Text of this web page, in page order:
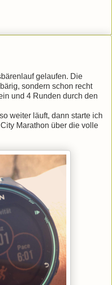
gelaufen. Die
sondern schon recht
und 4 Runden durch den
weiter läuft, dann starte ich
Marathon über die volle